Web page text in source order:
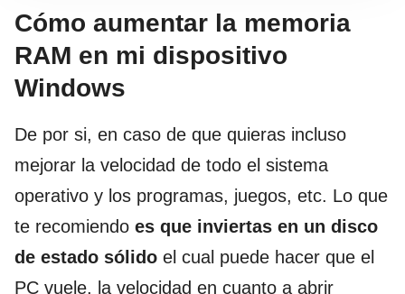
Cómo aumentar la memoria
RAM en mi dispositivo
Windows
De por si, en caso de que quieras incluso
mejorar la velocidad de todo el sistema
operativo y los programas, juegos, etc. Lo que
te recomiendo es que inviertas en un disco
de estado sólido el cual puede hacer que el
PC vuele, la velocidad en cuanto a abrir